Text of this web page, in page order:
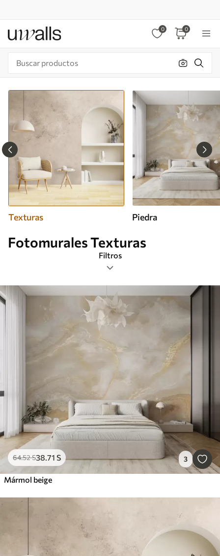
0 0
Texturas Piedra
Fotomurales Texturas
Filtros
Etiquetas
Formato de imagen
Paleta de colores
Inteligente
64.52S38.71 S 3
Mármol beige